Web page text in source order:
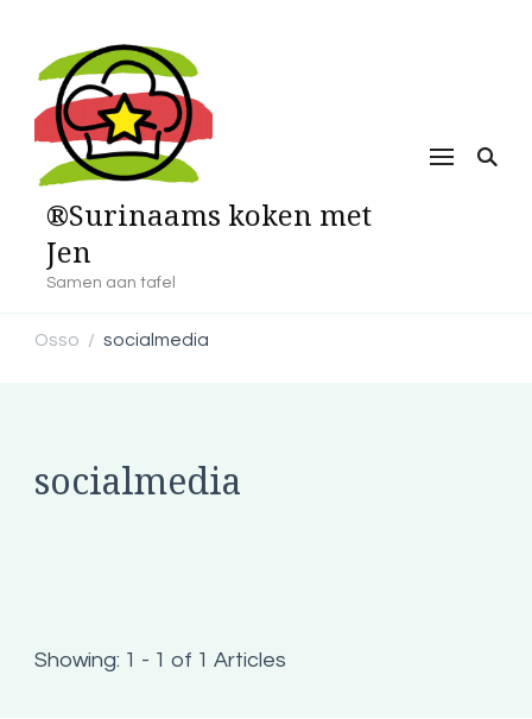
®Surinaams koken met
Jen
Samen aan tafel
Osso / socialmedia
socialmedia
Showing: 1 - 1 of 1 Articles